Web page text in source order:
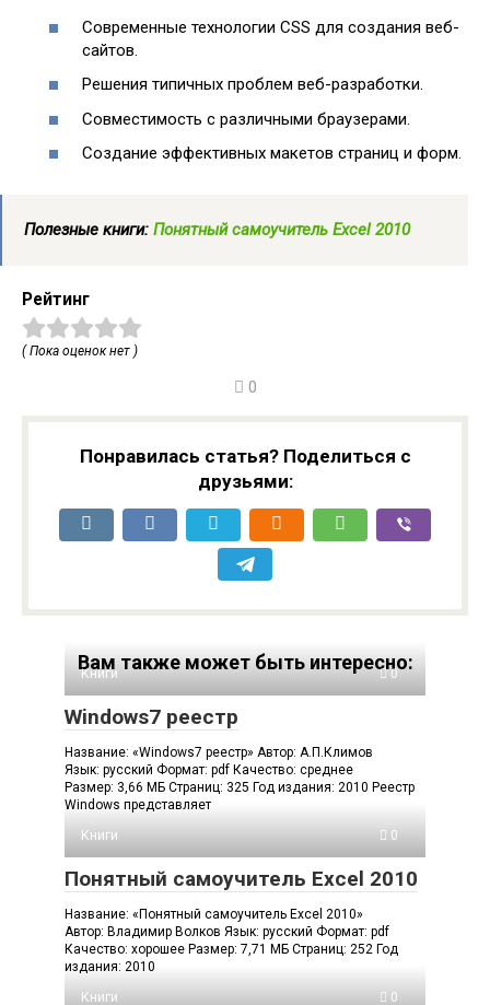
Современные технологии CSS для создания веб-
сайтов.
Решения типичных проблем веб-разработки.
Совместимость с различными браузерами.
Создание эффективных макетов страниц и форм.
Полезные книги: Понятный самоучитель Excel 2010
Рейтинг
( Пока оценок нет )
0
Понравилась статья? Поделиться с
друзьями:
Вам также может быть интересно:
Книги 0
Windows7 реестр
Название: «Windows7 реестр» Автор: А.П.Климов
Язык: русский Формат: pdf Качество: среднее
Размер: 3,66 МБ Страниц: 325 Год издания: 2010 Реестр
Windows представляет
Книги
0
Понятный самоучитель Excel 2010
Название: «Понятный самоучитель Excel 2010»
Автор: Владимир Волков Язык: русский Формат: pdf
Качество: хорошее Размер: 7,71 МБ Страниц: 252 Год
издания: 2010
Книги
0